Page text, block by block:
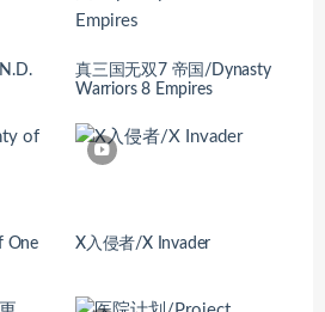
真三国无双7 帝国/Dynasty
Warriors 8 Empires
One
X入侵者/X Invader